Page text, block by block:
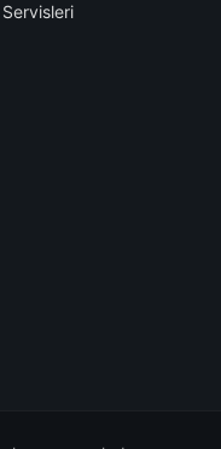
Servisleri